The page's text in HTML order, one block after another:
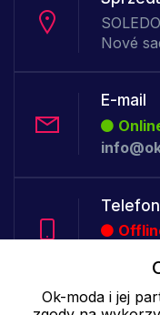
Nové
E-mail
Cookies - szczegółowe
Ok-moda i jej